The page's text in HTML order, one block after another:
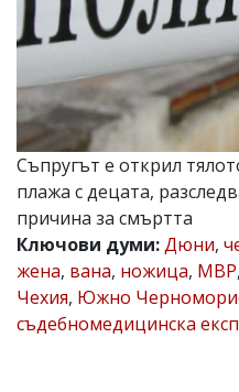
Касабова,
еmail:k.kassabova@flagman.bg
Иван
Колев,
email:
office@flagman.bg
Коментарите
под
статиите
се
въвеждат
читателите
Съпругът е открил
плажа с децата,
причина за смъртта
Ключови думи:Дюни,
жена, вана, ножица, МВР,
Чехия, Южно
съдебномедицинска